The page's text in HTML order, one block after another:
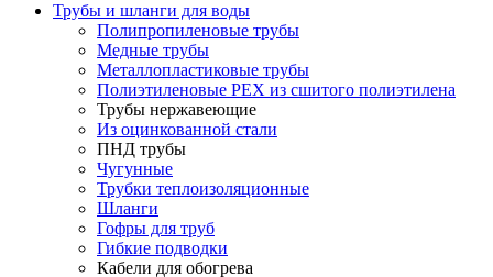
Трубы и шланги для воды
Полипропиленовые трубы
Медные трубы
Металлопластиковые трубы
Полиэтиленовые PEX из сшитого полиэтилена
Трубы нержавеющие
Из оцинкованной стали
ПНД трубы
Чугунные
Трубки теплоизоляционные
Шланги
Гофры для труб
Гибкие подводки
Кабели для обогрева